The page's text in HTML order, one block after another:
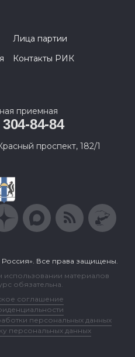
Лица партии
Контакты РИК
приемная
84-84
проспект, 182/1
Все права защищены.
материалов
обязательна.
соглашение
персональных данных
персональных данных